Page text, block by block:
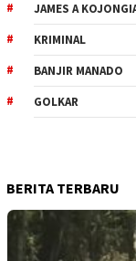
JAMES A
KRIMINAL
BANJIR MANADO
GOLKAR
BERITA TERBARU